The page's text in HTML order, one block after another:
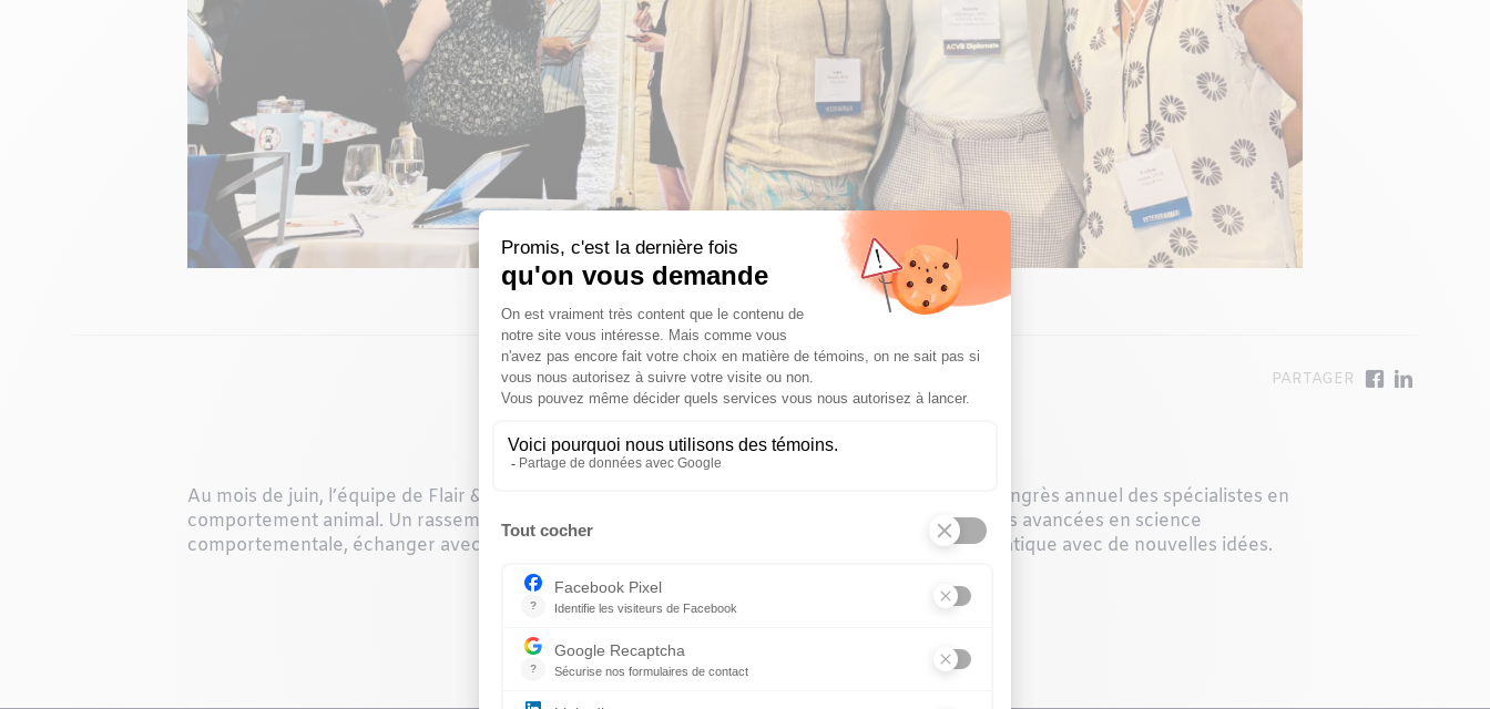
Au mois de juin, l’équipe de Flair & cie a pris la route direction le Kentucky, pour participer au congrès annuel des spécialistes en
comportement animal. Un rassemblement incontournable pour rester à l’affût des plus récentes avancées en science
comportementale, échanger avec des expertes et experts du monde entier et nourrir notre pratique avec de nouvelles idées.